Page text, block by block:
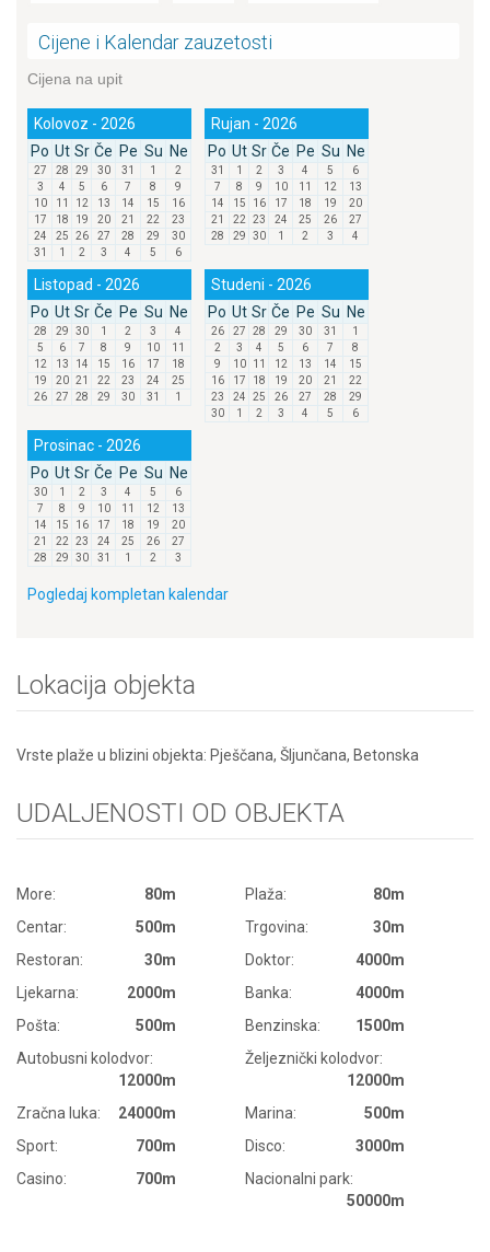
Cijene i Kalendar zauzetosti
Cijena na upit
Kolovoz - 2026
Po Ut Sr Če Pe Su Ne
27 28 29 30 31 1
2
3
4 5 6 7 8
9
10
11 12 13 14 15
16
17
18 19 20 21 22
23
24
25 26 27 28 29
30
31
1 2 3 4 5 6
Rujan - 2026
Po Ut Sr Če Pe Su Ne
31 1 2 3 4 5
6
7
8 9 10 11 12
13
14
15 16 17 18 19
20
21
22 23 24 25 26
27
28
29 30 1 2 3 4
Listopad - 2026
Po Ut Sr Če Pe Su Ne
28 29 30 1 2 3
4
5
6 7 8 9 10
11
12
13 14 15 16 17
18
19
20 21 22 23 24
25
26
27 28 29 30 31 1
Studeni - 2026
Po Ut Sr Če Pe Su Ne
26 27 28 29 30 31
1
2
3 4 5 6 7
8
9
10 11 12 13 14
15
16
17 18 19 20 21
22
23
24 25 26 27 28
29
30
1 2 3 4 5 6
Prosinac - 2026
Po Ut Sr Če Pe Su Ne
30 1 2 3 4 5
6
7
8 9 10 11 12
13
14
15 16 17 18 19
20
21
22 23 24 25 26
27
28
29 30 31 1 2 3
Pogledaj kompletan kalendar
Lokacija objekta
Vrste plaže u blizini objekta: Pješčana, Šljunčana, Betonska
UDALJENOSTI OD OBJEKTA
More: 80m Plaža:
80m
Centar:
500m Trgovina:
30m
Restoran:
30m Doktor:
4000m
Ljekarna:
2000m Banka:
4000m
Pošta:
500m Benzinska:
1500m
Autobusni kolodvor:
12000m
Željeznički kolodvor:
12000m
Zračna luka:
24000m Marina:
500m
Sport:
700m Disco:
3000m
Casino:
700m
Nacionalni park:
50000m